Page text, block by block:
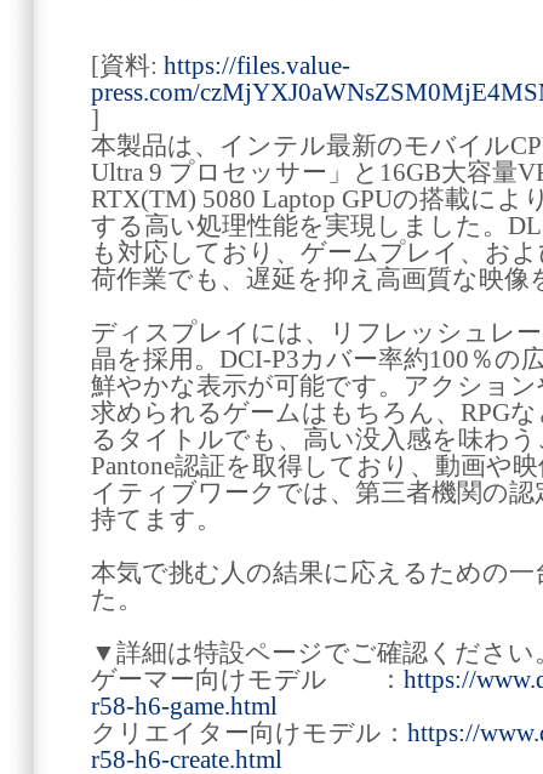
[資料: https://files.value-
press.com/
]
本製品は、インテル最新のモバイル
Ultra 9 プロセッサー」と16GB大容量
RTX(TM) 5080 Laptop GPUの搭載に
する高い処理性能を実現しました。
も対応しており、ゲームプレイ、お
荷作業でも、遅延を抑え高画質な映像
ディスプレイには、リフレッシュレ
晶を採用。DCI-P3カバー率約100％の
鮮やかな表示が可能です。アクショ
求められるゲームはもちろん、RPG
るタイトルでも、高い没入感を味わ
Pantone認証を取得しており、動画や
イティブワークでは、第三者機関の
持てます。
本気で挑む人の結果に応えるための
た。
▼詳細は特設ページでご確認ください
ゲーマー向けモデル ： https://
r58-h6-game.html
クリエイター向けモデル： https://
r58-h6-create.html